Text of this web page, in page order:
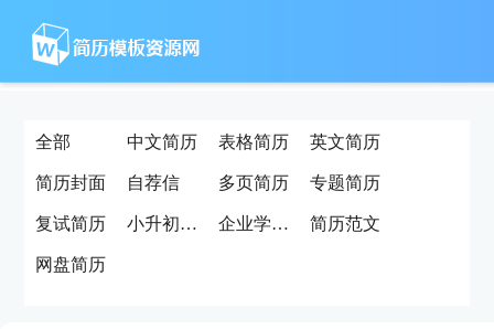
全部 中文简历 表格简历 英文简历
简历封面 自荐信 多页简历 专题简历
复试简历 小升初简历 企业学校简历 简历范文
网盘简历